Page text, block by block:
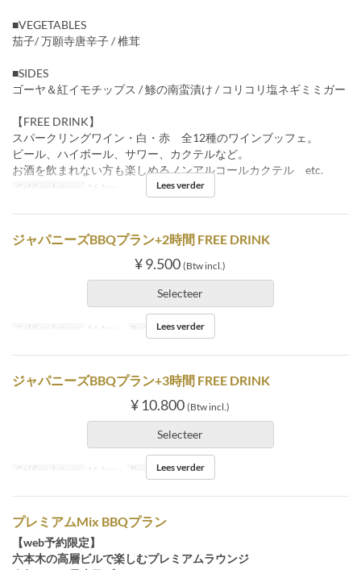
■VEGETABLES
茄子/ 万願寺唐辛子 / 椎茸
■SIDES
ゴーヤ＆紅イモチップス / 鯵の南蛮漬け / コリコリ塩ネギミミガー
【FREE DRINK】
スパークリングワイン・白・赤 全12種のワインブッフェ。
ビール、ハイボール、サワー、カクテルなど。
お酒を飲まれない方も楽しめるノンアルコールカクテル etc.
Geldige datums 16 Apr ~ Lees verder
ジャパニーズBBQプラン+2時間 FREE DRINK
¥ 9.500 (Btw incl.)
Selecteer
Geldige datums 16 Apr ~ Bestellimiet 2 ~
Lees verder
ジャパニーズBBQプラン+3時間 FREE DRINK
¥ 10.800 (Btw incl.)
Selecteer
Geldige datums 16 Apr ~ Bestellimiet 2 ~
Lees verder
プレミアムMix BBQプラン
【web予約限定】
六本木の高層ビルで楽しむプレミアムラウンジ